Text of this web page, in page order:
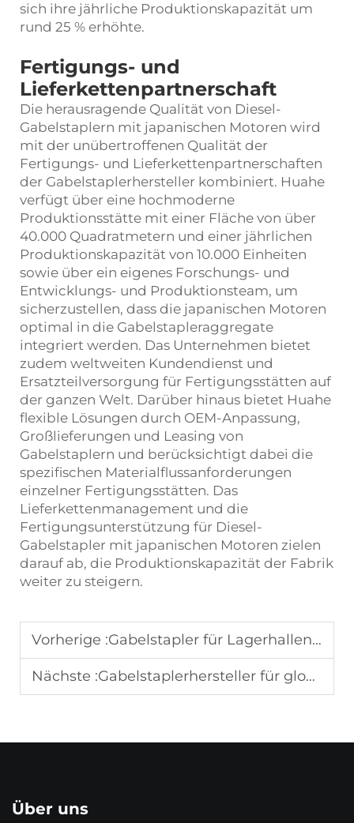
sich ihre jährliche Produktionskapazität um
rund 25 % erhöhte.
Fertigungs- und
Lieferkettenpartnerschaft
Die herausragende Qualität von Diesel-
Gabelstaplern mit japanischen Motoren wird
mit der unübertroffenen Qualität der
Fertigungs- und Lieferkettenpartnerschaften
der Gabelstaplerhersteller kombiniert. Huahe
verfügt über eine hochmoderne
Produktionsstätte mit einer Fläche von über
40.000 Quadratmetern und einer jährlichen
Produktionskapazität von 10.000 Einheiten
sowie über ein eigenes Forschungs- und
Entwicklungs- und Produktionsteam, um
sicherzustellen, dass die japanischen Motoren
optimal in die Gabelstapleraggregate
integriert werden. Das Unternehmen bietet
zudem weltweiten Kundendienst und
Ersatzteilversorgung für Fertigungsstätten auf
der ganzen Welt. Darüber hinaus bietet Huahe
flexible Lösungen durch OEM-Anpassung,
Großlieferungen und Leasing von
Gabelstaplern und berücksichtigt dabei die
spezifischen Materialflussanforderungen
einzelner Fertigungsstätten. Das
Lieferkettenmanagement und die
Fertigungsunterstützung für Diesel-
Gabelstapler mit japanischen Motoren zielen
darauf ab, die Produktionskapazität der Fabrik
weiter zu steigern.
Vorherige :Gabelstapler für Lagerhallen mit Lithium-Stromversorgung
Nächste :Gabelstaplerhersteller für globales Hafenprojekt
Über uns